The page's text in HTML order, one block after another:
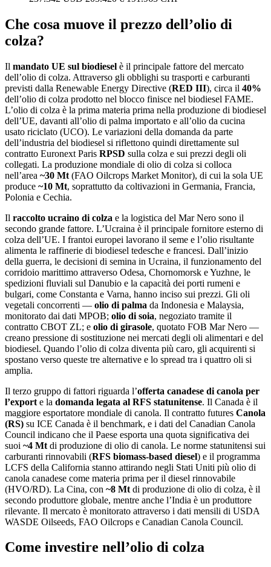
Che cosa muove il prezzo dell’olio di
colza?
Il mandato UE sul biodiesel è il principale fattore del mercato
dell’olio di colza. Attraverso gli obblighi su trasporti e carburanti
previsti dalla Renewable Energy Directive (RED III), circa il 40%
dell’olio di colza prodotto nel blocco finisce nel biodiesel FAME.
L’olio di colza è la prima materia prima nella produzione di biodiesel
dell’UE, davanti all’olio di palma importato e all’olio da cucina
usato riciclato (UCO). Le variazioni della domanda da parte
dell’industria del biodiesel si riflettono quindi direttamente sul
contratto Euronext Paris RPSD sulla colza e sui prezzi degli oli
collegati. La produzione mondiale di olio di colza si colloca
nell’area ~30 Mt (FAO Oilcrops Market Monitor), di cui la sola UE
produce ~10 Mt, soprattutto da coltivazioni in Germania, Francia,
Polonia e Cechia.
Il raccolto ucraino di colza e la logistica del Mar Nero sono il
secondo grande fattore. L’Ucraina è il principale fornitore esterno di
colza dell’UE. I frantoi europei lavorano il seme e l’olio risultante
alimenta le raffinerie di biodiesel tedesche e francesi. Dall’inizio
della guerra, le decisioni di semina in Ucraina, il funzionamento del
corridoio marittimo attraverso Odesa, Chornomorsk e Yuzhne, le
spedizioni fluviali sul Danubio e la capacità dei porti rumeni e
bulgari, come Constanta e Varna, hanno inciso sui prezzi. Gli oli
vegetali concorrenti — olio di palma da Indonesia e Malaysia,
monitorato dai dati MPOB; olio di soia, negoziato tramite il
contratto CBOT ZL; e olio di girasole, quotato FOB Mar Nero —
creano pressione di sostituzione nei mercati degli oli alimentari e del
biodiesel. Quando l’olio di colza diventa più caro, gli acquirenti si
spostano verso queste tre alternative e lo spread tra i quattro oli si
amplia.
Il terzo gruppo di fattori riguarda l’offerta canadese di canola per
l’export e la domanda legata al RFS statunitense. Il Canada è il
maggiore esportatore mondiale di canola. Il contratto futures Canola
(RS) su ICE Canada è il benchmark, e i dati del Canadian Canola
Council indicano che il Paese esporta una quota significativa dei
suoi ~4 Mt di produzione di olio di canola. Le norme statunitensi sui
carburanti rinnovabili (RFS biomass-based diesel) e il programma
LCFS della California stanno attirando negli Stati Uniti più olio di
canola canadese come materia prima per il diesel rinnovabile
(HVO/RD). La Cina, con ~8 Mt di produzione di olio di colza, è il
secondo produttore globale, mentre anche l’India è un produttore
rilevante. Il mercato è monitorato attraverso i dati mensili di USDA
WASDE Oilseeds, FAO Oilcrops e Canadian Canola Council.
Come investire nell’olio di colza